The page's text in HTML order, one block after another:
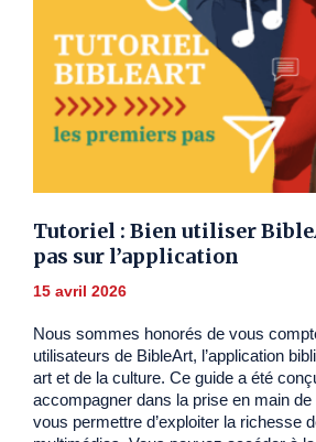
Tutoriel : Bien utiliser
pas sur l’application
15 avril 2026
Nous sommes honorés de vous
utilisateurs de BibleArt, l’application
art et de la culture. Ce guide a été
accompagner dans la prise en main
vous permettre d’exploiter la richesse